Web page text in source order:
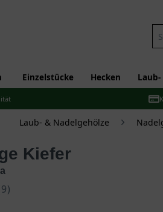
Einzelstücke Hecken
Laub- & Nadelgehölze
Kiefer
9)